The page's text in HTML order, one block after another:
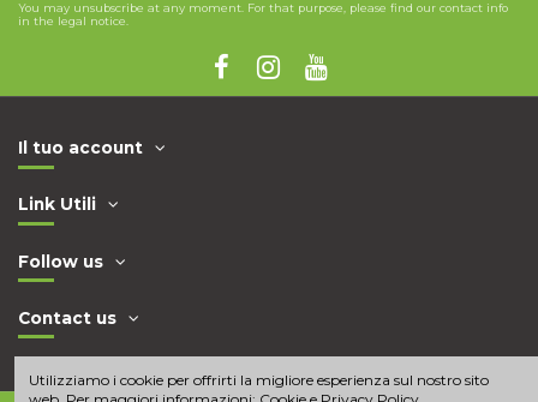
You may unsubscribe at any moment. For that purpose, please find our contact info
in the legal notice.
Il tuo account
Link Utili
Follow us
Contact us
Utilizziamo i cookie per offrirti la migliore esperienza sul nostro sito